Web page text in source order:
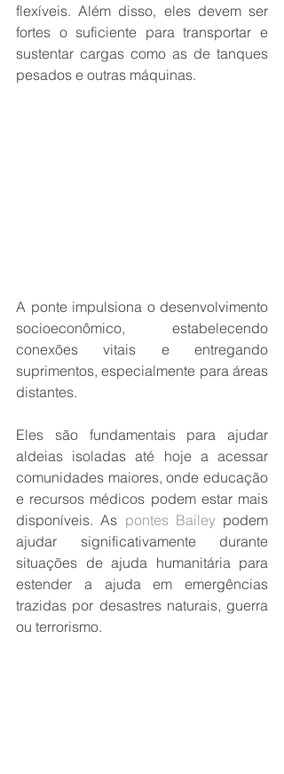
flexíveis. Além disso, eles devem ser
fortes o suficiente para transportar e
sustentar cargas como as de tanques
pesados e outras máquinas.
A ponte impulsiona o desenvolvimento
socioeconômico, estabelecendo
conexões vitais e entregando
suprimentos, especialmente para áreas
distantes.
Eles são fundamentais para ajudar
aldeias isoladas até hoje a acessar
comunidades maiores, onde educação
e recursos médicos podem estar mais
disponíveis. As pontes Bailey podem
ajudar significativamente durante
situações de ajuda humanitária para
estender a ajuda em emergências
trazidas por desastres naturais, guerra
ou terrorismo.